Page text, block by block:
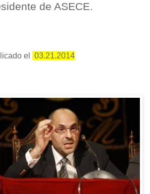
de ASECE.
el 03.21.2014